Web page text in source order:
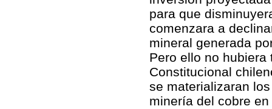
para que
comenzara a
mineral generada
Pero ello no
Constitucional
se materializaran
minería del cobre